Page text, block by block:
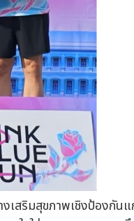
สริมสุขภาพเชิงป้องกันแ